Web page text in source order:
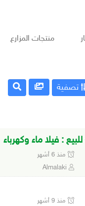
منتجات المزارع
تصفية
: فيلا ماء وكهرباء
منذ 6 أشهر
منذ 9 أشهر